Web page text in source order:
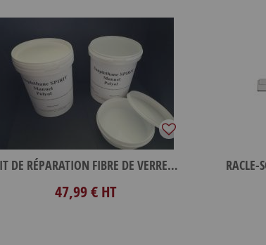
KIT DE RÉPARATION FIBRE DE VERRE 1KG
47,99 € HT
RACLE-